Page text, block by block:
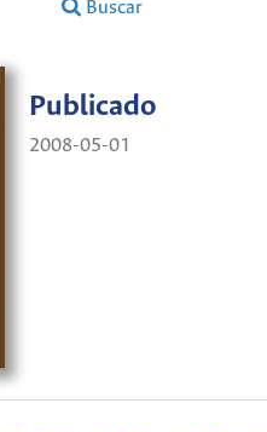
Buscar
Publicado
2008-05-01